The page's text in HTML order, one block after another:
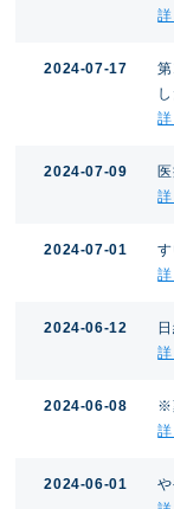
2024-07-17
2024-07-09
2024-07-01
2024-06-12
2024-06-08
※
2024-06-01